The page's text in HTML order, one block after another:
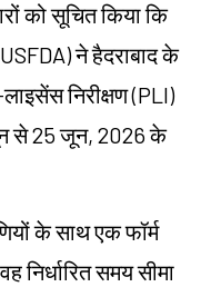
को सूचित किया कि
ने हैदराबाद के
लाइसेंस निरीक्षण (PLI)
से 25 जून, 2026 के
के साथ एक फॉर्म
निर्धारित समय सीमा